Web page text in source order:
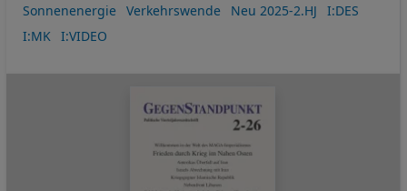
Sonnenenergie
Verkehrswende Neu 2025-2.HJ
I:DES
I:MK
I:VIDEO